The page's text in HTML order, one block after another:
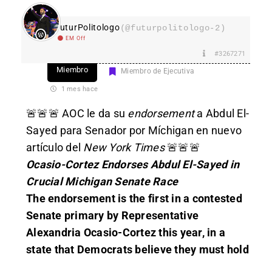
FuturPolitologo(@futurpolitologo-2)
EM Off
#3267271
Miembro Miembro de Ejecutiva
1 mes hace
🚨🚨🚨 AOC le da su endorsementa Abdul El-
Sayed para Senador por Míchigan en nuevo
artículo del New York Times🚨🚨🚨
Ocasio-Cortez Endorses Abdul El-Sayed in
Crucial Michigan Senate Race
The endorsement is the first in a contested
Senate primary by Representative
Alexandria Ocasio-Cortez this year, in a
state that Democrats believe they must hold